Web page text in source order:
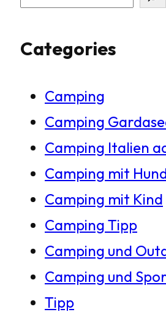
c
Categories
Camping
Camping
Camping Italien
Camping mit
Camping mit Kind
Camping Tipp
Camping und
Camping und
Tipp